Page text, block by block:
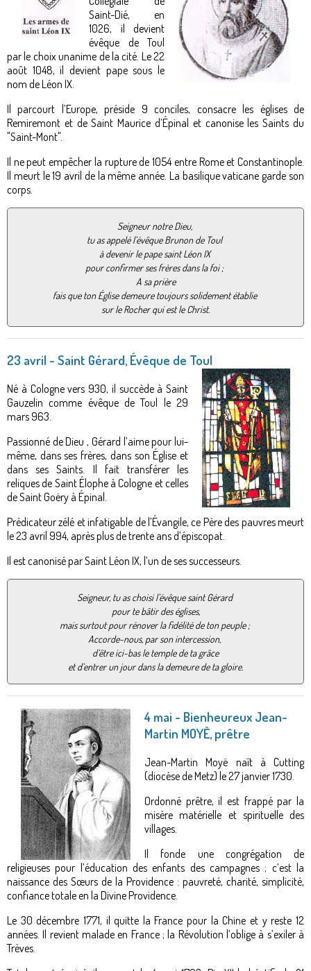
Saint-Dié, en
1026, il devient
évêque de Toul
par le choix unanime de la cité. Le 22
août 1048, il devient pape sous le
nom de Léon IX.
Il parcourt l’Europe, préside 9 conciles, consacre les églises de
Remiremont et de Saint Maurice d’Épinal et canonise les Saints du
"Saint-Mont".
Il ne peut empêcher la rupture de 1054 entre Rome et Constantinople.
Il meurt le 19 avril de la même année. La basilique vaticane garde son
corps.
Seigneur notre Dieu,
tu as appelé l’évêque Brunon de Toul
à devenir le pape saint Léon IX
pour confirmer ses frères dans la foi ;
A sa prière
fais que ton Église demeure toujours solidement établie
sur le Rocher qui est le Christ.
23 avril - Saint Gérard, Évêque de Toul
Né à Cologne vers 930, il succède à Saint
Gauzelin comme évêque de Toul le 29
mars 963.
Passionné de Dieu , Gérard l’aime pour lui-
même, dans ses frères, dans son Église et
dans ses Saints. Il fait transférer les
reliques de Saint Élophe à Cologne et celles
de Saint Goëry à Épinal.
Prédicateur zélé et infatigable de l’Évangile, ce Père des pauvres meurt
le 23 avril 994, après plus de trente ans d’épiscopat.
Il est canonisé par Saint Léon IX, l’un de ses successeurs.
Seigneur, tu as choisi l’évêque saint Gérard
pour te bâtir des églises,
mais surtout pour rénover la fidélité de ton peuple ;
Accorde-nous, par son intercession,
d’être ici-bas le temple de ta grâce
et d’entrer un jour dans la demeure de ta gloire.
4 mai - Bienheureux Jean-
Martin MOYË, prêtre
Jean-Martin Moyë naît à Cutting
(diocèse de Metz) le 27 janvier 1730.
Ordonné prêtre, il est frappé par la
misère matérielle et spirituelle des
villages.
Il fonde une congrégation de
religieuses pour l’éducation des enfants des campagnes ; c’est la
naissance des Sœurs de la Providence : pauvreté, charité, simplicité,
confiance totale en la Divine Providence.
Le 30 décembre 1771, il quitte la France pour la Chine et y reste 12
années. Il revient malade en France ; la Révolution l’oblige à s’exiler à
Trèves.